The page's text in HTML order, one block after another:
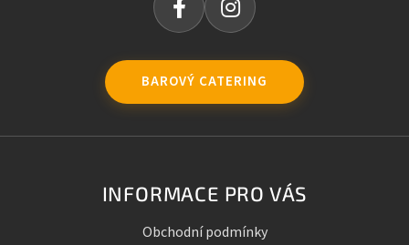
BAROVÝ CATERING
INFORMACE PRO VÁS
Obchodní podmínky